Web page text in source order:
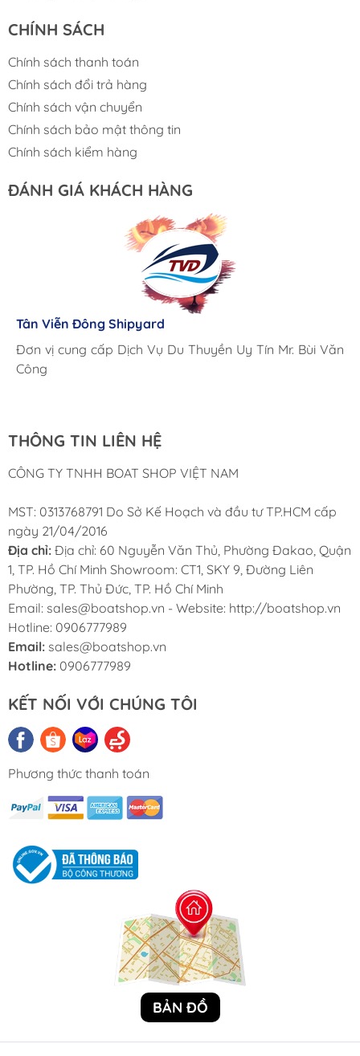
CHÍNH SÁCH
Chính sách thanh toán
Chính sách đổi trả hàng
Chính sách vận chuyển
Chính sách bảo mật thông tin
Chính sách kiểm hàng
ĐÁNH GIÁ KHÁCH HÀNG
Tân Viễn Đông Shipyard
Đơn vị cung cấp Dịch Vụ Du Thuyền Uy Tín Mr. Bùi Văn
Công
Cung ứng sản phẩm nhanh chóng chuyên nghiệp
Chúng tôi có thể mua những sản phẩm tốt ngay tại Việt
Giá cả hợp lý, giao hàng nhanh chóng
THÔNG TIN LIÊN HỆ
CÔNG TY TNHH BOAT SHOP VIỆT NAM
MST: 0313768791 Do Sở Kế Hoạch và đầu tư TP.HCM cấp
ngày 21/04/2016
Địa chỉ: Địa chỉ: 60 Nguyễn Văn Thủ, Phường Đakao, Quận
1, TP. Hồ Chí Minh Showroom: CT1, SKY 9, Đường Liên
Phường, TP. Thủ Đức, TP. Hồ Chí Minh
Email: sales@boatshop.vn - Website: http://boatshop.vn
Hotline: 0906777989
Email: sales@boatshop.vn
Hotline: 0906777989
KẾT NỐI VỚI CHÚNG TÔI
Phương thức thanh toán
BẢN ĐỒ